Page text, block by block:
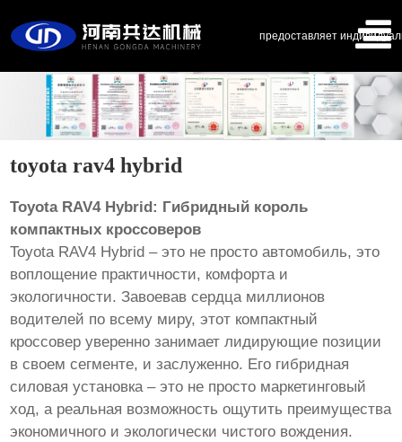
предоставляет
toyota rav4 hybrid
Toyota RAV4 Hybrid: Гибридный король
компактных кроссоверов
Toyota RAV4 Hybrid – это не просто автомобиль, это
воплощение практичности, комфорта и
экологичности. Завоевав сердца миллионов
водителей по всему миру, этот компактный
кроссовер уверенно занимает лидирующие позиции
в своем сегменте, и заслуженно. Его гибридная
силовая установка – это не просто маркетинговый
ход, а реальная возможность ощутить преимущества
экономичного и экологически чистого вождения.